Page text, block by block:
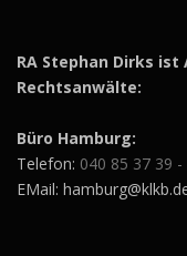
RA Stephan Dirks
Rechtsanwälte:
Büro Hamburg:
Telefon: 040 85 37 39 -
EMail: